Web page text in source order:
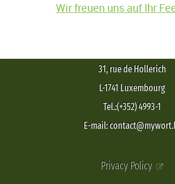
Wir freuen uns auf Ihr
31, rue de Hollerich
L-1741 Luxembourg
Tel.:(+352) 4993-1
E-mail:
Privacy Policy